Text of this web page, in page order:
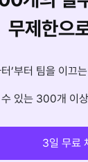
무제한으
’부터 팀을 이끄
있는 300개 이
3일 무료